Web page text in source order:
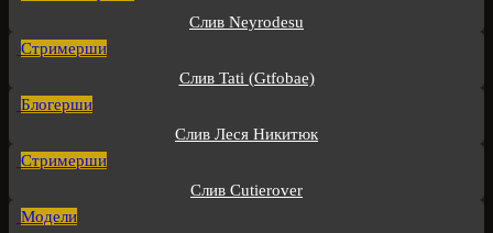
Слив Neyrodesu
Стримерши
Слив Tati (Gtfobae)
Блогерши
Слив Леся Никитюк
Стримерши
Слив Cutierover
Модели